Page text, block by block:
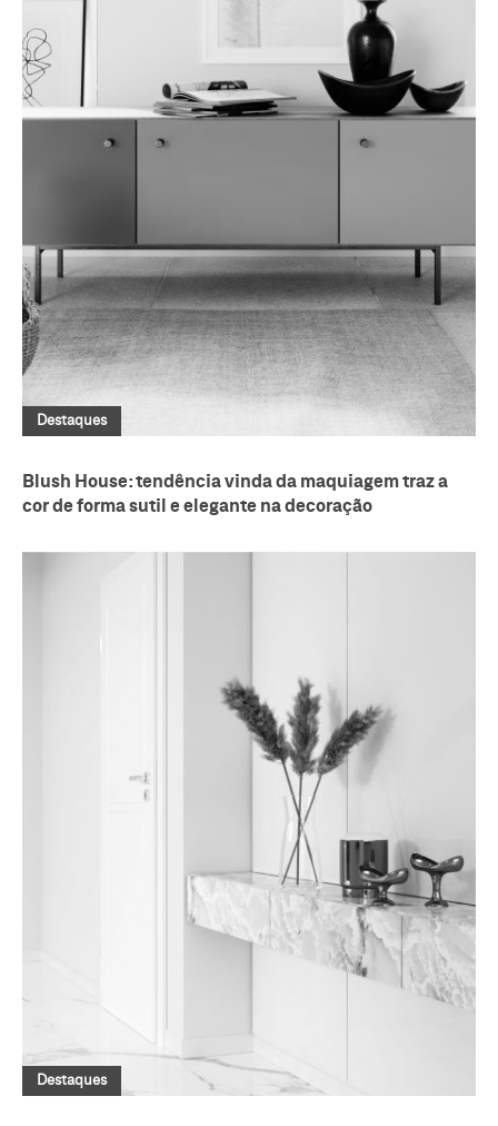
Destaques
Blush House: tendência vinda da maquiagem traz a
cor de forma sutil e elegante na decoração
Destaques